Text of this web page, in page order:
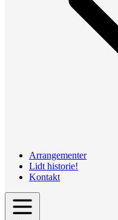
Arrangementer
Lidt historie!
Kontakt